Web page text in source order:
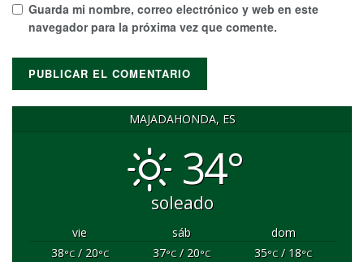
Guarda mi nombre, correo electrónico y web en este
navegador para la próxima vez que comente.
MAJADAHONDA, ES
34°
soleado
vie sáb
dom
38°C/ 20°C 37°C/ 20°C 35°C/ 18°C